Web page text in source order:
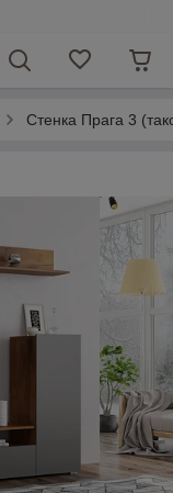
Стенка Прага 3